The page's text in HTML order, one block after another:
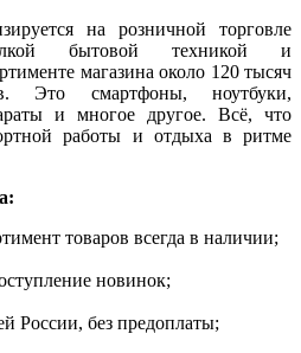
на розничной торговле
бытовой техникой и
магазина около 120 тысяч
Это смартфоны, ноутбуки,
и многое другое. Всё, что
работы и отдыха в ритме
товаров всегда в наличии;
новинок;
России, без предоплаты;